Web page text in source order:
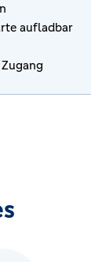
aufladbar